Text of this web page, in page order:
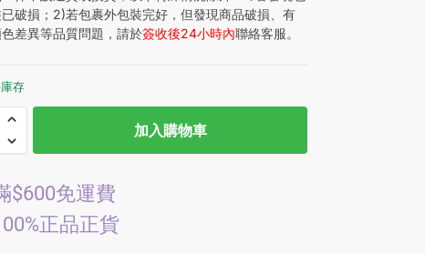
破損；2)若包裹外包裝完好，但發現商品破損、有
差異等品質問題，請於簽收後24小時內聯絡客服。
存
加入購物車
$600免運費
正品正貨